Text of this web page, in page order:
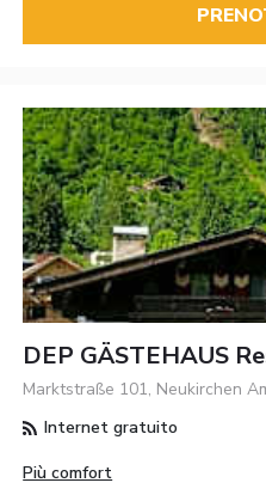
DEP GÄSTEHAUS
Marktstraße 101, Neukirchen
Internet gratuito
Più comfort